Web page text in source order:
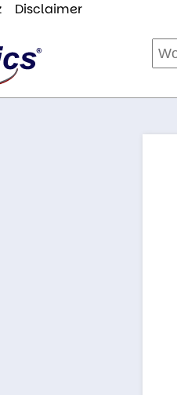
Disclaimer